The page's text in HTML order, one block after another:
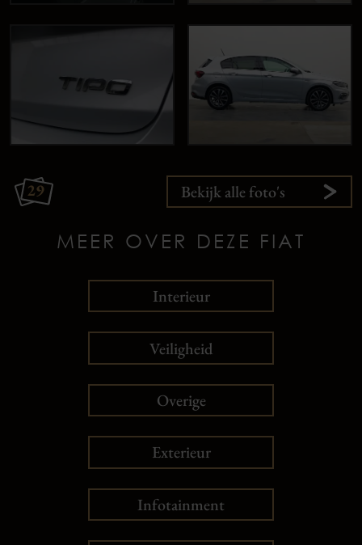
29 Bekijk alle foto's
MEER OVER DEZE FIAT
Interieur
Veiligheid
Overige
Exterieur
Infotainment